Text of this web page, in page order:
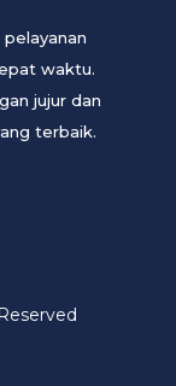
waktu.
jujur dan
terbaik.